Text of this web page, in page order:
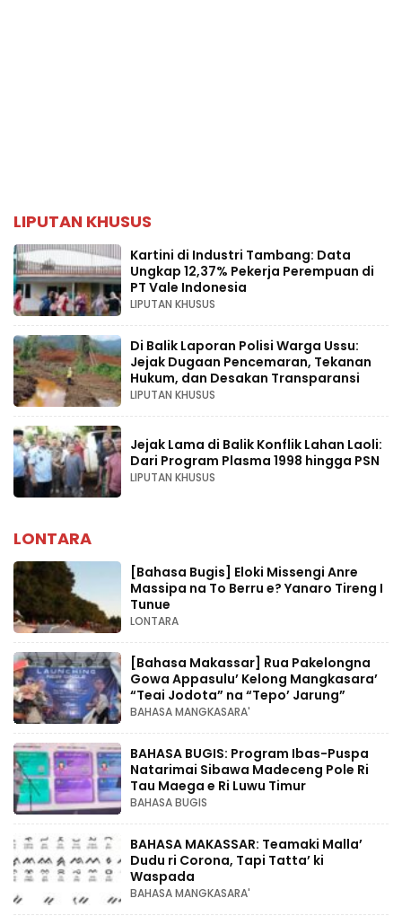
LIPUTAN KHUSUS
Kartini di Industri Tambang: Data
Ungkap 12,37% Pekerja Perempuan di
PT Vale Indonesia
LIPUTAN KHUSUS
Di Balik Laporan Polisi Warga Ussu:
Jejak Dugaan Pencemaran, Tekanan
Hukum, dan Desakan Transparansi
LIPUTAN KHUSUS
Jejak Lama di Balik Konflik Lahan Laoli:
Dari Program Plasma 1998 hingga PSN
LIPUTAN KHUSUS
LONTARA
[Bahasa Bugis] ‎Eloki Missengi Anre
Massipa na To Berru e? Yanaro Tireng I
Tunue
LONTARA
[Bahasa Makassar] Rua Pakelongna
Gowa Appasulu’ Kelong Mangkasara’
“Teai Jodota” na “Tepo’ Jarung”
BAHASA MANGKASARA'
BAHASA BUGIS: Program Ibas-Puspa
Natarimai Sibawa Madeceng Pole Ri
Tau Maega e Ri Luwu Timur
BAHASA BUGIS
BAHASA MAKASSAR: Teamaki Malla’
Dudu ri Corona, Tapi Tatta’ ki
Waspada
BAHASA MANGKASARA'